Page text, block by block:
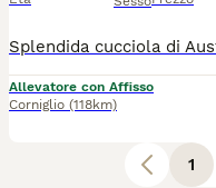
Allevatore con Affisso
Corniglio (118km)
1